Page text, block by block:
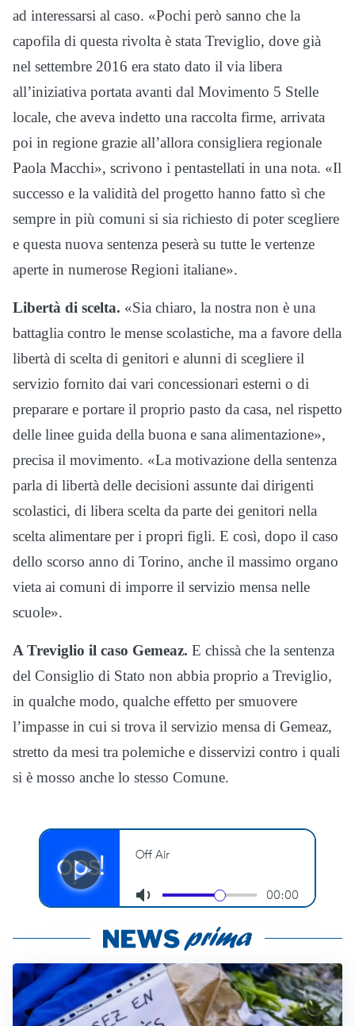
ad interessarsi al caso. «Pochi però sanno che la
capofila di questa rivolta è stata Treviglio, dove già
nel settembre 2016 era stato dato il via libera
all’iniziativa portata avanti dal Movimento 5 Stelle
locale, che aveva indetto una raccolta firme, arrivata
poi in regione grazie all’allora consigliera regionale
Paola Macchi», scrivono i pentastellati in una nota. «Il
successo e la validità del progetto hanno fatto sì che
sempre in più comuni si sia richiesto di poter scegliere
e questa nuova sentenza peserà su tutte le vertenze
aperte in numerose Regioni italiane».
Libertà di scelta. «Sia chiaro, la nostra non è una
battaglia contro le mense scolastiche, ma a favore della
libertà di scelta di genitori e alunni di scegliere il
servizio fornito dai vari concessionari esterni o di
preparare e portare il proprio pasto da casa, nel rispetto
delle linee guida della buona e sana alimentazione»,
precisa il movimento. «La motivazione della sentenza
parla di libertà delle decisioni assunte dai dirigenti
scolastici, di libera scelta da parte dei genitori nella
scelta alimentare per i propri figli. E così, dopo il caso
dello scorso anno di Torino, anche il massimo organo
vieta ai comuni di imporre il servizio mensa nelle
scuole».
A Treviglio il caso Gemeaz. E chissà che la sentenza
del Consiglio di Stato non abbia proprio a Treviglio,
in qualche modo, qualche effetto per smuovere
l’impasse in cui si trova il servizio mensa di Gemeaz,
stretto da mesi tra polemiche e disservizi contro i quali
si è mosso anche lo stesso Comune.